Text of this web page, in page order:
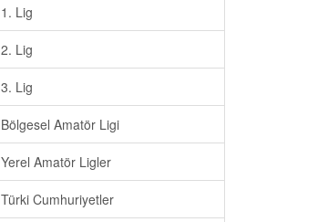
1. Lig
2. Lig
3. Lig
Bölgesel Amatör Ligi
Yerel Amatör Ligler
Türki Cumhuriyetler